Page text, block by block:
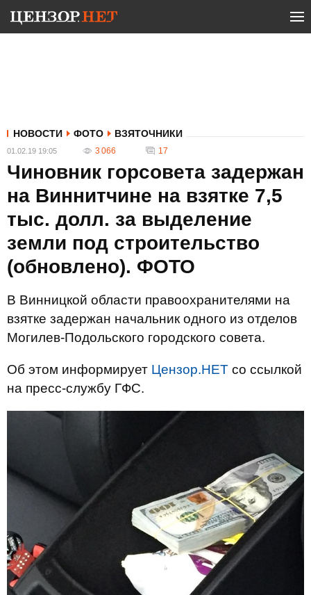
НОВОСТИ ФОТО ВЗЯТОЧНИКИ
01.02.19 19:05 3 066 17
Чиновник горсовета задержан
на Виннитчине на взятке 7,5
тыс. долл. за выделение
земли под строительство
(обновлено). ФОТО
В Винницкой области правоохранителями на
взятке задержан начальник одного из отделов
Могилев-Подольского городского совета.
Об этом информирует Цензор.НЕТ со ссылкой
на пресс-службу ГФС.